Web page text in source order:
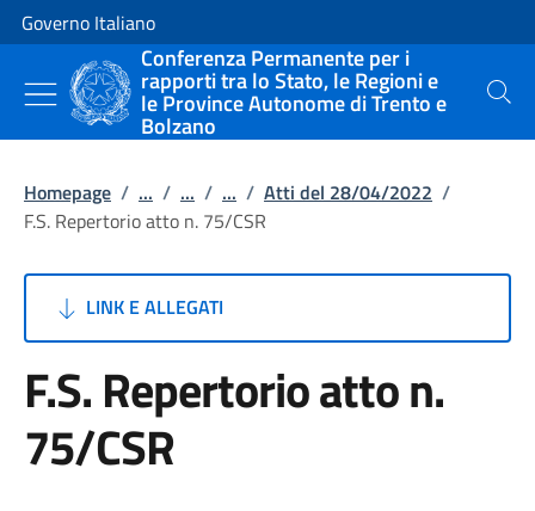
Vai al contenuto
Vai alla navigazione del sito
Governo Italiano
Conferenza Permanente per i
rapporti tra lo Stato, le Regioni e
le Province Autonome di Trento e
Bolzano
Cerca
Homepage / ... / ... / ... / Atti del 28/04/2022 /
F.S. Repertorio atto n. 75/CSR
LINK E ALLEGATI
F.S. Repertorio atto n.
75/CSR